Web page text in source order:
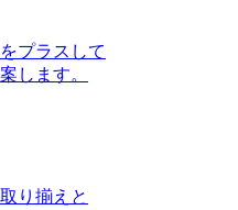
プラスして
します。
り揃えと